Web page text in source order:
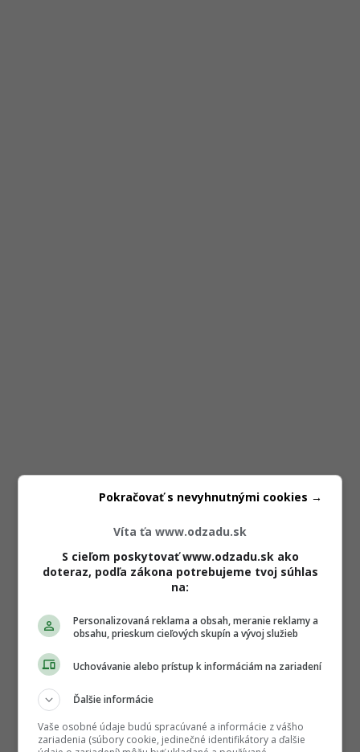
Víta ťa www.odzadu.sk
S cieľom poskytovať www.odzadu.sk ako
doteraz, podľa zákona potrebujeme tvoj súhlas
na:
Personalizovaná reklama a obsah, meranie reklamy a
obsahu, prieskum cieľových skupín a vývoj služieb
Uchovávanie alebo prístup k informáciám na zariadení
Ďalšie informácie
Vaše osobné údaje budú spracúvané a informácie z vášho
zariadenia (súbory cookie, jedinečné identifikátory a ďalšie
Pokračovať s nevyhnutnými cookies →